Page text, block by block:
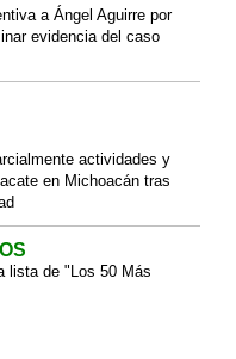
a Ángel Aguirre por
evidencia del caso
actividades y
en Michoacán tras
lista de "Los 50 Más